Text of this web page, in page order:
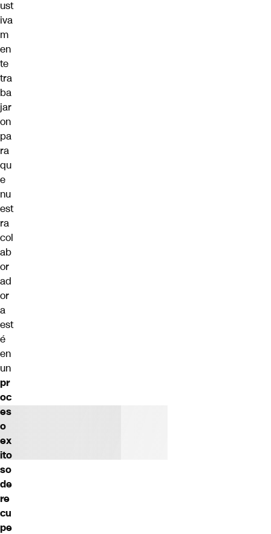
ust
iva
m
en
te
tra
ba
jar
on
pa
ra
qu
e
nu
est
ra
col
ab
or
ad
or
a
est
é
en
un
pr
oc
es
o
ex
ito
so
de
re
cu
pe